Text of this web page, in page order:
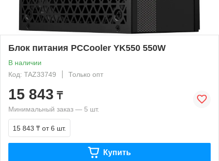
Блок питания PCCooler YK550 550W
В наличии
Код: TAZ33749
Только опт
15 843 ₸
Минимальный заказ — 5 шт.
15 843 ₸ от 6 шт.
Купить